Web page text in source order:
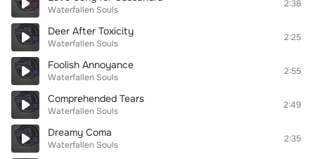
Waterfallen Souls
2:38
Deer After Toxicity
Waterfallen Souls
2:25
Foolish Annoyance
Waterfallen Souls
2:55
Comprehended Tears
Waterfallen Souls
2:49
Dreamy Coma
Waterfallen Souls
2:35